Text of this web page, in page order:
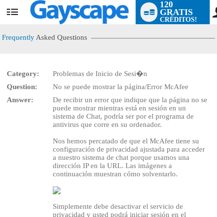
User
120
GRATIS
CRÉDITOS!
Frequently Asked Questions
Category:
Problemas de Inicio de Sesi�n
Question:
No se puede mostrar la página/Error McAfee
Answer:
De recibir un error que indique que la página no se
puede mostrar mientras está en sesión en un
sistema de Chat, podría ser por el programa de
antivirus que corre en su ordenador.
Nos hemos percatado de que el McAfee tiene su
configuración de privacidad ajustada para acceder
a nuestro sistema de chat porque usamos una
dirección IP en la URL. Las imágenes a
continuación muestran cómo solventarlo.
Simplemente debe desactivar el servicio de
privacidad y usted podrá iniciar sesión en el
LIMITED TIME OFFER!